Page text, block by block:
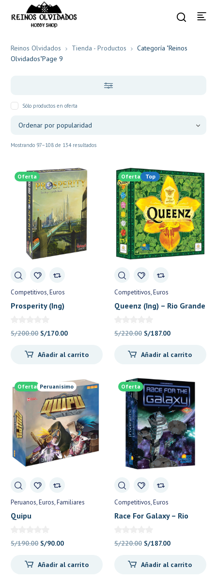
Reinos Olvidados Tienda - Productos
Categoría "Reinos
Olvidados"Page 9
Sólo productos en oferta
Mostrando 97–108 de 134 resultados
Oferta
Competitivos Euros
Prosperity (Ing)
S/200.00 El
original
S/200.00.
S/170.00El
actual
S/170.00.
Añadir al carrito
Oferta Top
Competitivos Euros
Queenz (Ing) – Rio Grande
S/220.00 El
original
S/220.00.
S/187.00El
actual
S/187.00.
Añadir al carrito
Oferta Peruanísimo
Peruanos Euros Familiares
Quipu
S/190.00 El
original
S/90.00El
actual
Añadir al carrito
Oferta
Competitivos Euros
Race For Galaxy – Rio
S/220.00 El
original
S/187.00El
actual
Añadir al carrito